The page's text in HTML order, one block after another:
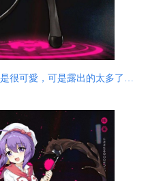
很可愛，可是露出的太多了…